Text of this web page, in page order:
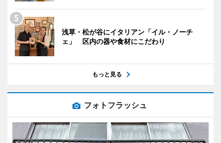
浅草・松が谷にイタリアン「イル・ノーチ
ェ」 区内の器や食材にこだわり
もっと見る
フォトフラッシュ